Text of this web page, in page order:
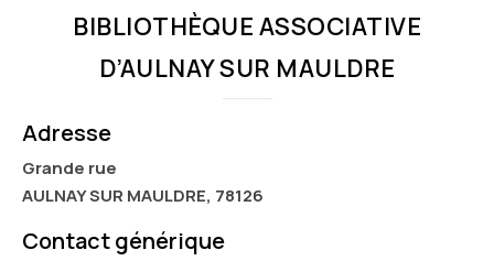
BIBLIOTHÈQUE ASSOCIATIVE
D’AULNAY SUR MAULDRE
Adresse
Grande rue
AULNAY SUR MAULDRE, 78126
Contact générique